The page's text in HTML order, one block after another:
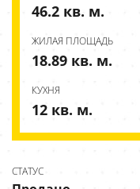
46.2 кв. м.
ЖИЛАЯ ПЛОЩАДЬ
18.89 кв. м.
КУХНЯ
12 кв. м.
СТАТУС